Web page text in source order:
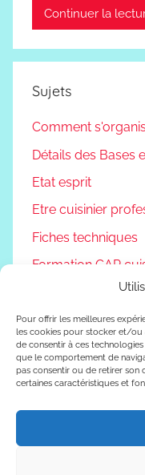
Pour offrir les meilleures
les cookies pour stocker et/ou
de consentir à ces
que le comportement de
pas consentir ou de retirer son
certaines caractéristiques et
Continuer la
Sujets
Comment
Détails des Bases
Etat esprit
Etre cuisinier
Fiches techniques
Formation CAP
Podcast
Reconversion
Vivre autrement